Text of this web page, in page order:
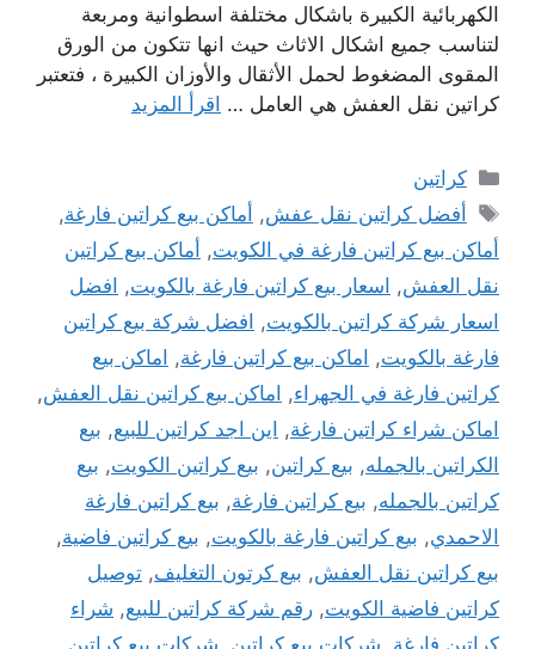
الكهربائية الكبيرة باشكال مختلفة اسطوانية ومربعة
لتناسب جميع اشكال الاثاث حيث انها تتكون من الورق
المقوى المضغوط لحمل الأثقال والأوزان الكبيرة ، فتعتبر
كراتين نقل العفش هي العامل … اقرأ المزيد
التصنيفات
كراتين
الوسوم
أفضل كراتين نقل عفش, أماكن بيع كراتين فارغة,
أماكن بيع كراتين فارغة في الكويت, أماكن بيع كراتين
نقل العفش, اسعار بيع كراتين فارغة بالكويت, افضل
اسعار شركة كراتين بالكويت, افضل شركة بيع كراتين
فارغة بالكويت, اماكن بيع كراتين فارغة, اماكن بيع
كراتين فارغة في الجهراء, اماكن بيع كراتين نقل العفش,
اماكن شراء كراتين فارغة, اين اجد كراتين للبيع, بيع
الكراتين بالجمله, بيع كراتين, بيع كراتين الكويت, بيع
كراتين بالجمله, بيع كراتين فارغة, بيع كراتين فارغة
الاحمدي, بيع كراتين فارغة بالكويت, بيع كراتين فاضية,
بيع كراتين نقل العفش, بيع كرتون التغليف, توصيل
كراتين فاضية الكويت, رقم شركة كراتين للبيع, شراء
كراتين فارغة, شركات بيع كراتين, شركات بيع كراتين